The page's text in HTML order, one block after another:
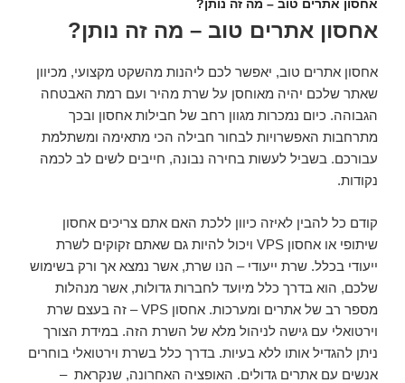
אחסון אתרים טוב – מה זה נותן?
אחסון אתרים טוב – מה זה נותן?
אחסון אתרים טוב, יאפשר לכם ליהנות מהשקט מקצועי, מכיוון
שאתר שלכם יהיה מאוחסן על שרת מהיר ועם רמת האבטחה
הגבוהה. כיום נמכרות מגוון רחב של חבילות אחסון ובכך
מתרחבות האפשרויות לבחור חבילה הכי מתאימה ומשתלמת
עבורכם. בשביל לעשות בחירה נבונה, חייבים לשים לב לכמה
נקודות.
קודם כל להבין לאיזה כיוון ללכת האם אתם צריכים אחסון
שיתופי או אחסון VPS ויכול להיות גם שאתם זקוקים לשרת
ייעודי בכלל. שרת ייעודי – הנו שרת, אשר נמצא אך ורק בשימוש
שלכם, הוא בדרך כלל מיועד לחברות גדולות, אשר מנהלות
מספר רב של אתרים ומערכות. אחסון VPS – זה בעצם שרת
וירטואלי עם גישה לניהול מלא של השרת הזה. במידת הצורך
ניתן להגדיל אותו ללא בעיות. בדרך כלל בשרת וירטואלי בוחרים
אנשים עם אתרים גדולים. האופציה האחרונה, שנקראת –